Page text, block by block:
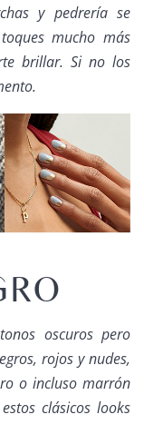
y pedrería se
mucho más
brillar. Si no los
oscuros pero
rojos ynudes,
o incluso marrón
clásicos looks